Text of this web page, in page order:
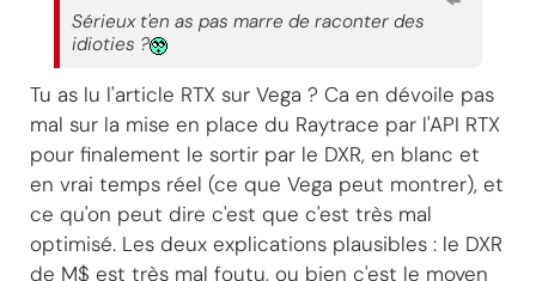
Sérieux t'en as pas marre de raconter des
idioties ?
Tu as lu l'article RTX sur Vega ? Ca en dévoile pas
mal sur la mise en place du Raytrace par l'API RTX
pour finalement le sortir par le DXR, en blanc et
en vrai temps réel (ce que Vega peut montrer), et
ce qu'on peut dire c'est que c'est très mal
optimisé. Les deux explications plausibles : le DXR
de M$ est très mal foutu, ou bien c'est le moyen